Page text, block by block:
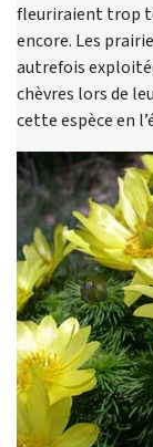
fleuriraient trop
encore. Les
autrefois
chèvres lors de
cette espèce en